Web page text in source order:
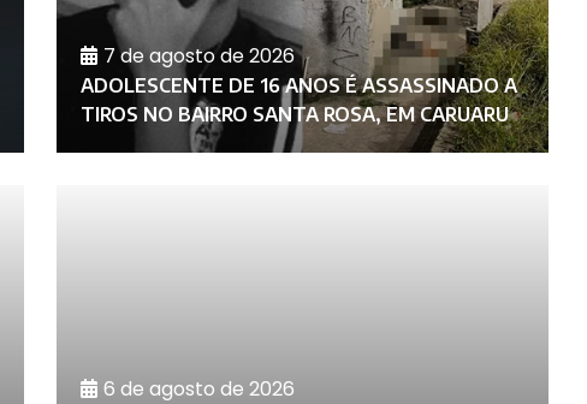
7 de agosto de 2026
ADOLESCENTE DE 16 ANOS É ASSASSINADO A
TIROS NO BAIRRO SANTA ROSA, EM CARUARU
6 de agosto de 2026